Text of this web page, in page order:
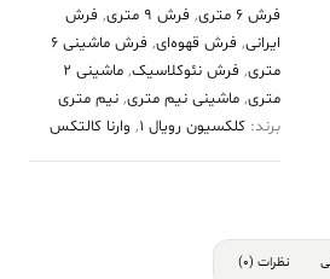
بیتا
موکا
عدد
فرش 6 متری
, فرش 9 متری , فرش
ایرانی, فرش قهوه‌ای,
فرش ماشینی 6
متری, فرش نئوکلاسیک,
ماشینی 2
متری, ماشینی نیم متری, نیم متری
برند: کلکسیون رویال 1 , وارنا کالتکس
نظرات (0)